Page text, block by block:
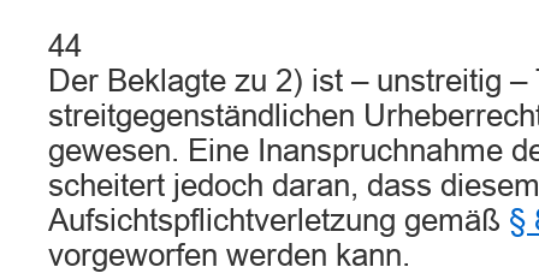
44
Der Beklagte zu 2) ist – unstreitig –
streitgegenständlichen
gewesen. Eine Inanspruchnahme
scheitert jedoch daran, dass
Aufsichtspflichtverletzung gemäß §
vorgeworfen werden kann.